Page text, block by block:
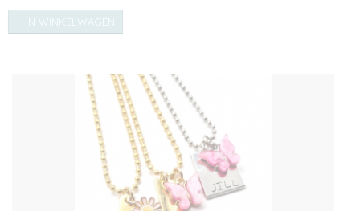
IN WINKELWAGEN